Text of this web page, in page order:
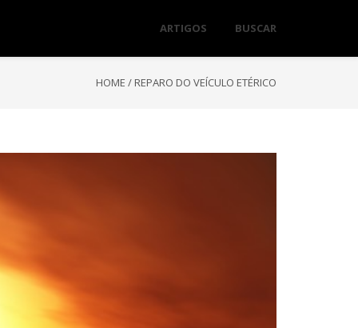
ARTIGOS BUSCAR
HOME / REPARO DO VEÍCULO ETÉRICO